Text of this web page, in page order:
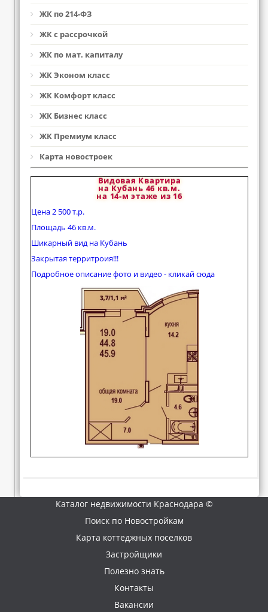
ЖК по 214-ФЗ
ЖК с рассрочкой
ЖК по мат. капиталу
ЖК Эконом класс
ЖК Комфорт класс
ЖК Бизнес класс
ЖК Премиум класс
Карта новостроек
Видовая Квартира
на Кубань 46 кв.м.
на 14-м этаже из 16
Цена 2 500 т.р.
Площадь 46 кв.м.
Шикарный вид на Кубань
Закрытая территроия!!!
Подробное описание фото и видео - кликай сюда
Каталог недвижимости Краснодара ©
Поиск по Новостройкам
Карта коттеджных поселков
Застройщики
Полезно знать
Контакты
Вакансии